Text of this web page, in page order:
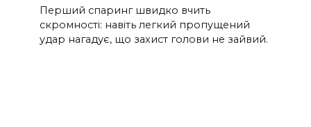
Перший спаринг швидко вчить
скромності: навіть легкий пропущений
удар нагадує, що захист голови не зайвий.